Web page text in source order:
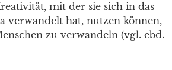
mit der sie sich in das
verwandelt hat, nutzen können,
zu verwandeln (vgl. ebd.